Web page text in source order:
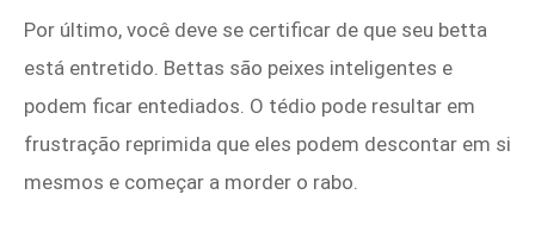
Por último, você deve se certificar de que seu betta
está entretido. Bettas são peixes inteligentes e
podem ficar entediados. O tédio pode resultar em
frustração reprimida que eles podem descontar em si
mesmos e começar a morder o rabo.